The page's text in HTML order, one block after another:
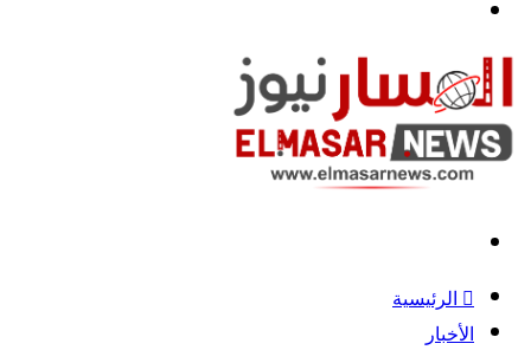
الرئيسية
الأخبار